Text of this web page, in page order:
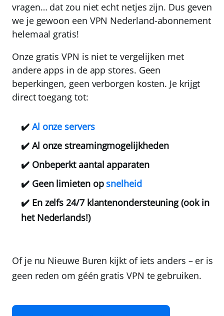
vragen… dat zou niet echt netjes zijn. Dus geven
we je gewoon een VPN Nederland-abonnement
helemaal gratis!
Onze gratis VPN is niet te vergelijken met
andere apps in de app stores. Geen
beperkingen, geen verborgen kosten. Je krijgt
direct toegang tot:
✔️ Al onze servers
✔️ Al onze streamingmogelijkheden
✔️ Onbeperkt aantal apparaten
✔️ Geen limieten opsnelheid
✔️ En zelfs 24/7 klantenondersteuning (ook in
het Nederlands!)
Of je nu Nieuwe Buren kijkt of iets anders – er is
geen reden om géén gratis VPN te gebruiken.